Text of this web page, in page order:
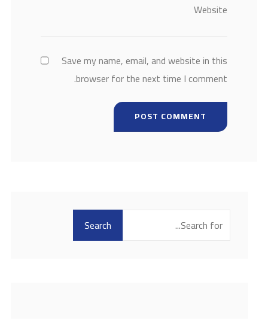
Website
Save my name, email, and website in this
browser for the next time I comment.
Search
Search